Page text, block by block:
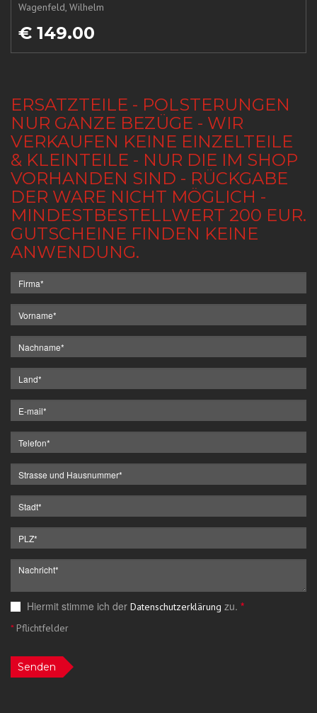
Wagenfeld, Wilhelm
€ 149.00
ERSATZTEILE - POLSTERUNGEN
NUR GANZE BEZÜGE - WIR
VERKAUFEN KEINE EINZELTEILE
& KLEINTEILE - NUR DIE IM SHOP
VORHANDEN SIND - RÜCKGABE
DER WARE NICHT MÖGLICH -
MINDESTBESTELLWERT 200 EUR.
GUTSCHEINE FINDEN KEINE
ANWENDUNG.
Hiermit stimme ich der Datenschutzerklärung zu. *
*Pflichtfelder
Senden